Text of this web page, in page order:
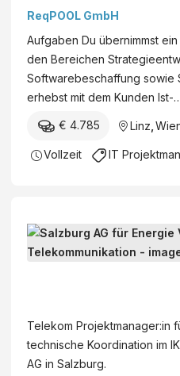
Schwerpunkt ERP
(m/w/d)
ReqPOOL GmbH
Aufgaben Du übernimmst
den Bereichen
Softwarebeschaffung sowie
erhebst mit dem Kunden Ist-
€ 4.785 Linz
Vollzeit IT
T
e
o
m
P
l
z
b
Telekom Projektmanager:in
technische Koordination im
AG in Salzburg.